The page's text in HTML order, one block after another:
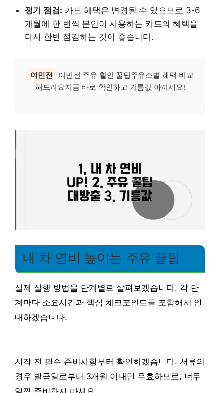
정기 점검: 카드 혜택은 변경될 수 있으므로 3-6
개월에 한 번씩 본인이 사용하는 카드의 혜택을
다시 한번 점검하는 것이 좋습니다.
여민전
여민전 주유 할인 꿀팁주유소별 혜택 비교
해드려요지금 바로 확인하고 기름값 아끼세요!
내 차 연비 높이는 주유 꿀팁
실제 실행 방법을 단계별로 살펴보겠습니다. 각 단
계마다 소요시간과 핵심 체크포인트를 포함해서 안
내하겠습니다.
시작 전 필수 준비사항부터 확인하겠습니다. 서류의
경우 발급일로부터 3개월 이내만 유효하므로, 너무